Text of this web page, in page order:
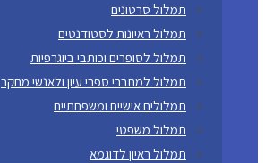
תמלול סרטונים
תמלול ראיונות לסטודנטים
תמלול לסופרים וכותבי ביוגרפיות
תמלול למחברי ספרי עיון ולאנשי מחקר
תמלולים אישיים ומשפחתיים
תמלול משפטי
תמלול ראיון לדוגמא